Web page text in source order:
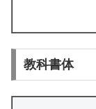
教科書体